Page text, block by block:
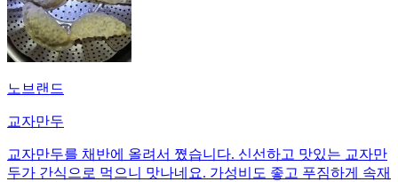
노브랜드
교자만두
교자만두를 채반에 올려서 쪘습니다. 신선하고 맛있는 교자만
두가 간식으로 먹으니 맛나네요. 가성비도 좋고 푸짐하게 속재